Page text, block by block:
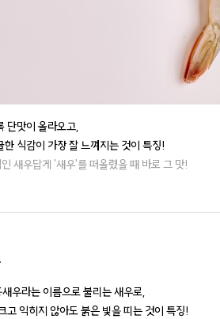
단맛이 올라오고,
한 식감이 가장 잘 느껴지는 것이 특징!
새우답게 '새우'를 떠올렸을 때 바로 그 맛!
우라는 이름으로 불리는 새우로,
고 익히지 않아도 붉은 빛을 띠는 것이 특징!